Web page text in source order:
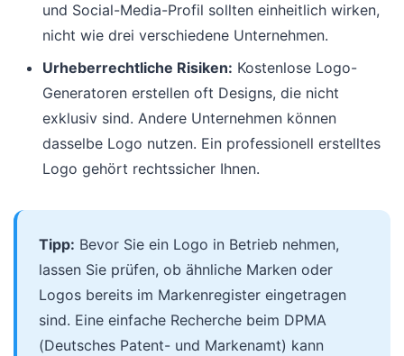
und Social-Media-Profil sollten einheitlich wirken,
nicht wie drei verschiedene Unternehmen.
Urheberrechtliche Risiken: Kostenlose Logo-
Generatoren erstellen oft Designs, die nicht
exklusiv sind. Andere Unternehmen können
dasselbe Logo nutzen. Ein professionell erstelltes
Logo gehört rechtssicher Ihnen.
Tipp: Bevor Sie ein Logo in Betrieb nehmen,
lassen Sie prüfen, ob ähnliche Marken oder
Logos bereits im Markenregister eingetragen
sind. Eine einfache Recherche beim DPMA
(Deutsches Patent- und Markenamt) kann